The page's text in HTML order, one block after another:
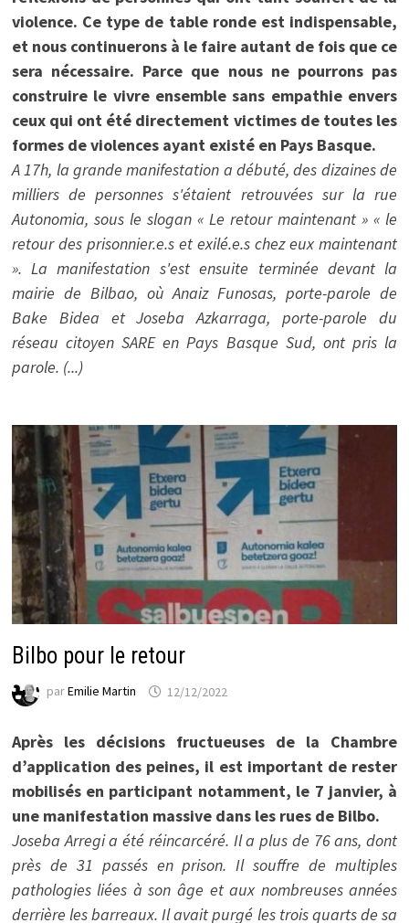
violence. Ce type de table ronde est indispensable,
et nous continuerons à le faire autant de fois que ce
sera nécessaire. Parce que nous ne pourrons pas
construire le vivre ensemble sans empathie envers
ceux qui ont été directement victimes de toutes les
formes de violences ayant existé en Pays Basque.
A 17h, la grande manifestation a débuté, des dizaines de
milliers de personnes s'étaient retrouvées sur la rue
Autonomia, sous le slogan « Le retour maintenant » « le
retour des prisonnier.e.s et exilé.e.s chez eux maintenant
». La manifestation s'est ensuite terminée devant la
mairie de Bilbao, où Anaiz Funosas, porte-parole de
Bake Bidea et Joseba Azkarraga, porte-parole du
réseau citoyen SARE en Pays Basque Sud, ont pris la
parole. (...)
Bilbo pour le retour
parEmilie Martin 12/12/2022
Après les décisions fructueuses de la Chambre
d’application des peines, il est important de rester
mobilisés en participant notamment, le 7 janvier, à
une manifestation massive dans les rues de Bilbo.
Joseba Arregi a été réincarcéré. Il a plus de 76 ans, dont
près de 31 passés en prison. Il souffre de multiples
pathologies liées à son âge et aux nombreuses années
derrière les barreaux. Il avait purgé les trois quarts de sa